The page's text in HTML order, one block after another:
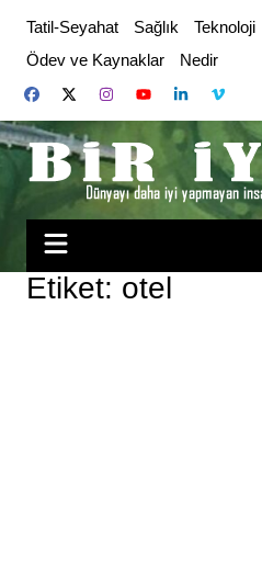
content
Tatil-Seyahat Sağlık Teknoloji
Ödev ve Kaynaklar
Nedir
Etiket: otel